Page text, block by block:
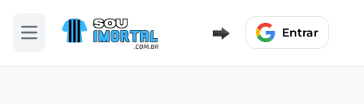
Abrir menu Entrar